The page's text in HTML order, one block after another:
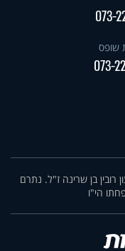
073-
שופס
073-
בן שרינה ז"ל. נתרם
הי"ו